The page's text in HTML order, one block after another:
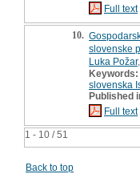
1 - 10 / 51
Full text
10.
slovenske
Luka Požar
Keywords:
slovenska
Published
Full text
Back to top